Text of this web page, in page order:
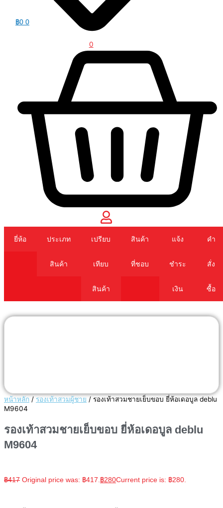
0
฿0 0
Cart
ยี่ห้อ ประเภท
สินค้า
เปรียบ
เทียบ
สินค้า
สินค้า
ที่ชอบ
แจ้ง
ชำระ
เงิน
คำ
สั่ง
ซื้อ
หน้าหลัก / รองเท้าสวมผู้ชาย / รองเท้าสวมชายเย็บขอบ ยี่ห้อเดอบูล deblu
M9604
รองเท้าสวมชายเย็บขอบ ยี่ห้อเดอบูล deblu
M9604
฿417 Original price was: ฿417. ฿280Current price is: ฿280.